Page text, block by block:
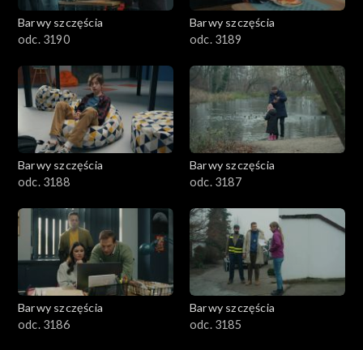
1301–1400
1101–1200
1001–1100
901–1000
801–900
782–800
Barwy szczęścia
odc. 3190
Barwy szczęścia
odc. 3189
Barwy szczęścia
odc. 3188
Barwy szczęścia
odc. 3187
Barwy szczęścia
odc. 3186
Barwy szczęścia
odc. 3185